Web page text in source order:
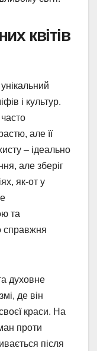
квітів
і культур.
але її
– ідеально
але зберіг
як-от у
та
справжня
духовне
де він
краси. На
проти
після